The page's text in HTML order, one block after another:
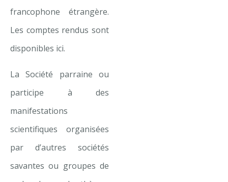
francophone étrangère.
Les comptes rendus sont
disponibles ici.
La Société parraine ou
participe à des
manifestations
scientifiques organisées
par d’autres sociétés
savantes ou groupes de